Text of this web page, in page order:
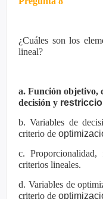
¿Cuáles son los
lineal?
a. Función objetivo,
decisión y
b. Variables de
criterio de
c.
criterios lineales.
d. Variables de
criterio de